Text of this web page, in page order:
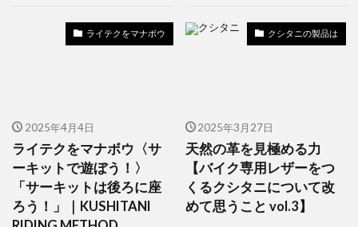
ライテクをマナボウ
2025年4月4日
ライテクをマナボウ〈サ
ーキットで遊ぼう！〉
「サーキットは後ろに座
ろう！」｜KUSHITANI
クシタニの製品は
2025年3月27日
天然の革を見極める力
【バイク専用レザーをつ
くるクシタニについて改
めて思うこと vol.3】